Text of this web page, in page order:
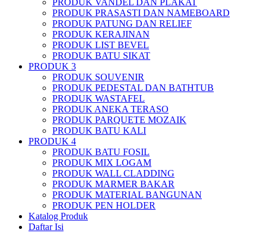
PRODUK VANDEL DAN PLAKAT
PRODUK PRASASTI DAN NAMEBOARD
PRODUK PATUNG DAN RELIEF
PRODUK KERAJINAN
PRODUK LIST BEVEL
PRODUK BATU SIKAT
PRODUK 3
PRODUK SOUVENIR
PRODUK PEDESTAL DAN BATHTUB
PRODUK WASTAFEL
PRODUK ANEKA TERASO
PRODUK PARQUETE MOZAIK
PRODUK BATU KALI
PRODUK 4
PRODUK BATU FOSIL
PRODUK MIX LOGAM
PRODUK WALL CLADDING
PRODUK MARMER BAKAR
PRODUK MATERIAL BANGUNAN
PRODUK PEN HOLDER
Katalog Produk
Daftar Isi